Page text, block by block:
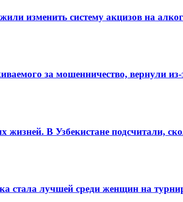
изменить систему акцизов на
за мошенничество, вернули
В Узбекистане подсчитали,
стала лучшей среди женщин на